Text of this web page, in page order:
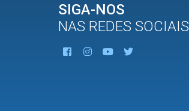
SIGA-NOS
NAS REDES SOCIAIS